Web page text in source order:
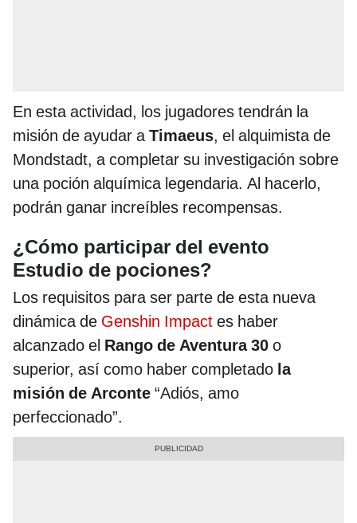
En esta actividad, los jugadores tendrán la
misión de ayudar aTimaeus, el alquimista de
Mondstadt, a completar su investigación sobre
una poción alquímica legendaria. Al hacerlo,
podrán ganar increíbles recompensas.
¿Cómo participar del evento
Estudio de pociones?
Los requisitos para ser parte de esta nueva
dinámica de Genshin Impact es haber
alcanzado el Rango de Aventura 30 o
superior, así como haber completado la
misión de Arconte “Adiós, amo
perfeccionado”.